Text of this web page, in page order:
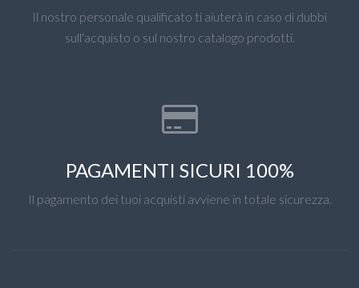
Il nostro personale qualificato ti aiuterà in caso di dubbi
sull'acquisto o sul nostro catalogo prodotti.
PAGAMENTI SICURI 100%
Il pagamento dei tuoi acquisti avviene in totale sicurezza.